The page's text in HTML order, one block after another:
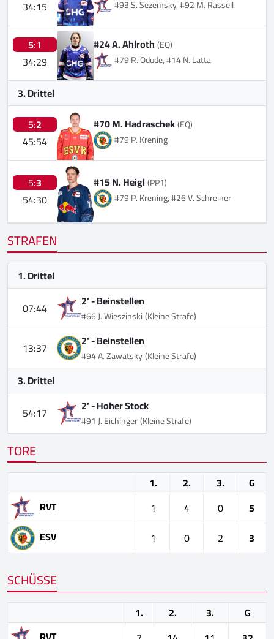
34:15 #93 S. Sezemsky, #92 M. Rassell
5:1
34:29
#24 A. Ahlroth(EQ)
#79 R. Odude, #14 N. Latta
3. Drittel
5:2
45:54
#70 M. Hadraschek(EQ)
#79 P. Krening
5:3
54:30
#15 N. Heigl(PP1)
#79 P. Krening, #26 V. Schreiner
STRAFEN
1. Drittel
07:44
2' -Beinstellen
#66 J. Wieszinski(Kleine Strafe)
13:37 2' -Beinstellen
#94 A. Zawatsky(Kleine Strafe)
3. Drittel
54:17
2' -Hoher Stock
#91 J. Eichinger(Kleine Strafe)
TORE
1. 2. 3.
G
RVT
1 4 0
5
ESV
1 0 2 3
SCHÜSSE
1. 2. 3.
G